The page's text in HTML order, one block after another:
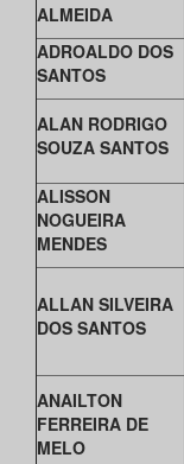
ALMEIDA
ADROALDO DOS
SANTOS
ALAN RODRIGO
SOUZA SANTOS
ALISSON
NOGUEIRA
MENDES
ALLAN SILVEIRA
DOS SANTOS
ANAILTON
FERREIRA DE
MELO